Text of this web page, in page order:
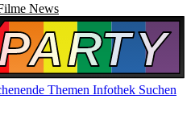
News
Themen Infothek Suchen